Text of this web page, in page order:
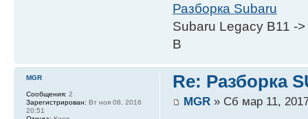
Разборка Subaru
Subaru Legacy B11 -
B
Re: Разборка
MGR» Сб мар 11,
MGR
Сообщения: 2
Зарегистрирован: Вт ноя 08, 2016
20:51